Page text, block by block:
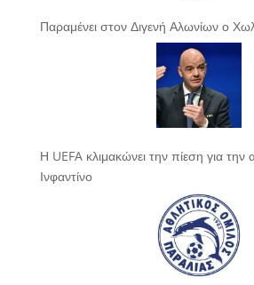
Παραμένει στον Διγενή Αλωνίων ο
Η UEFA κλιμακώνει την πίεση για
Ινφαντίνο